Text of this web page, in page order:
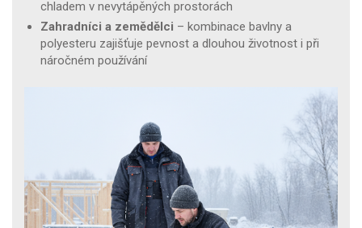
chladem v nevytápěných prostorách
Zahradníci a zemědělci – kombinace bavlny a
polyesteru zajišťuje pevnost a dlouhou životnost i při
náročném používání